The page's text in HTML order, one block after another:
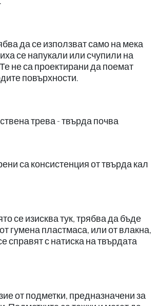
да се използват само на мека
се напукали или счупили на
не са проектирани да поемат
повърхности.
трева - твърда почва
са консистенция от твърда кал
се изисква тук, трябва да бъде
гумена пластмаса, или от влакна,
справят с натиска на твърдата
от подметки, предназначени за